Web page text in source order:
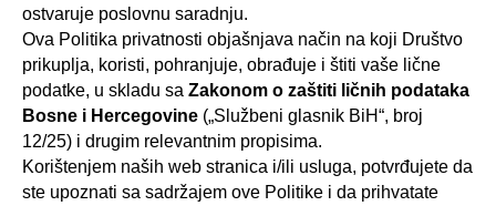
ostvaruje poslovnu saradnju.
Ova Politika privatnosti objašnjava način na koji Društvo
prikuplja, koristi, pohranjuje, obrađuje i štiti vaše lične
podatke, u skladu sa Zakonom o zaštiti ličnih podataka
Bosne i Hercegovine („Službeni glasnik BiH“, broj
12/25) i drugim relevantnim propisima.
Korištenjem naših web stranica i/ili usluga, potvrđujete da
ste upoznati sa sadržajem ove Politike i da prihvatate